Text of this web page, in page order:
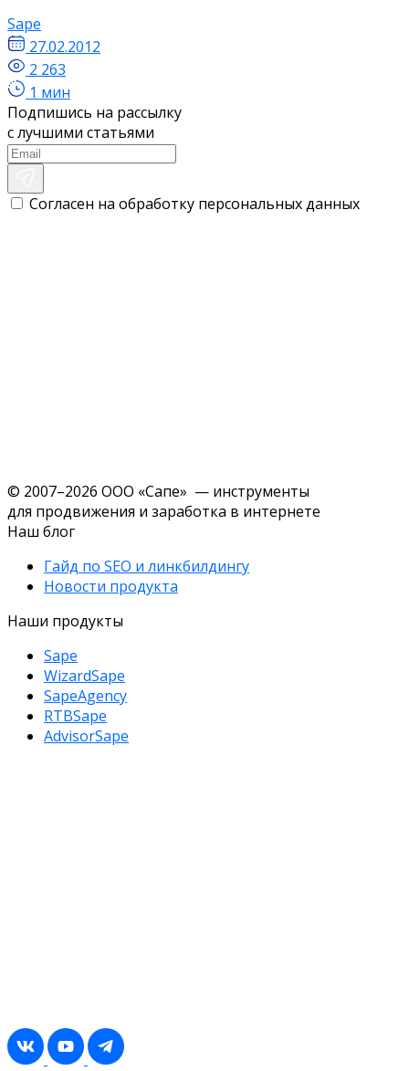
Sape
27.02.2012
2 263
1 мин
Подпишись на рассылку
с лучшими статьями
Согласен на обработку персональных данных
© 2007–2026 ООО «Сапе» — инструменты
для продвижения и заработка в интернете
Наш блог
Гайд по SEO и линкбилдингу
Новости продукта
Наши продукты
Sape
WizardSape
SapeAgency
RTBSape
AdvisorSape